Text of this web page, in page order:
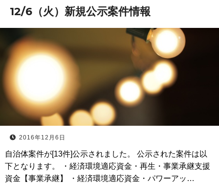
12/6（火）新規公示案件情報
2016年12月6日
自治体案件が[13件]公示されました。 公示された案件は以
下となります。 ・経済環境適応資金・再生・事業承継支援
資金【事業承継】 ・経済環境適応資金・パワーアッ…